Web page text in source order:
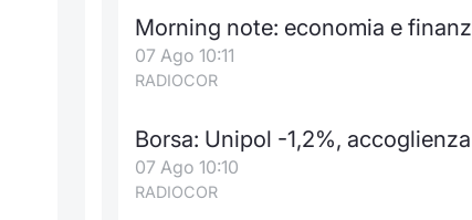
Morning note: economia e
07 Ago 10:11
RADIOCOR
Borsa: Unipol -1,2%,
07 Ago 10:10
RADIOCOR